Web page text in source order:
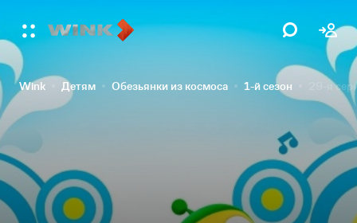
Wink Детям Обезьянки из космоса 1-й сезон 29-я